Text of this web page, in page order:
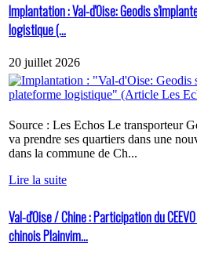
Implantation : Val-d'Oise: Geodis
logistique (...
20 juillet 2026
Source : Les Echos Le transporteur
va prendre ses quartiers dans une
dans la commune de Ch...
Lire la suite
Val-d'Oise / Chine : Participation du
chinois Plainvim...